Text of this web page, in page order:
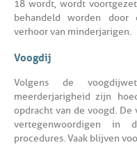
18 wordt, wordt
behandeld worden
verhoor van minderjarigen.
Voogdij
Volgens de
meerderjarigheid zijn
opdracht van de voogd.
vertegenwoordigen in
procedures. Vaak blijven